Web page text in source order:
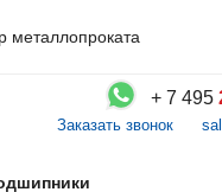
металлопроката
+ 7 495
Заказать звонок